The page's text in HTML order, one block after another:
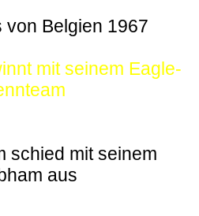
von Belgien 1967
mit seinem Eagle-
schied mit seinem
aus